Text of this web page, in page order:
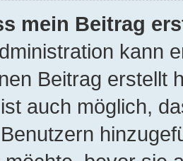
mein Beitrag
kann
Beitrag erstellt
auch möglich,